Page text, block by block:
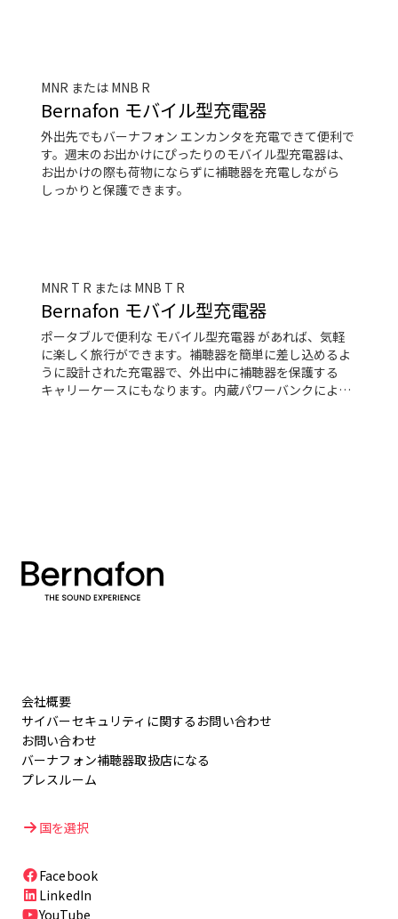
MNR または MNB R
Bernafon モバイル型充電器
外出先でもバーナフォン エンカンタを充電できて便利で
す。週末のお出かけにぴったりのモバイル型充電器は、
お出かけの際も荷物にならずに補聴器を充電しながら
しっかりと保護できます。
MNR T R または MNB T R
Bernafon モバイル型充電器
ポータブルで便利な モバイル型充電器 があれば、気軽
に楽しく旅行ができます。補聴器を簡単に差し込めるよ
うに設計された充電器で、外出中に補聴器を保護する
キャリーケースにもなります。内蔵パワーバンクによ
会社概要
サイバーセキュリティに関するお問い合わせ
お問い合わせ
バーナフォン補聴器取扱店になる
プレスルーム
国を選択
Facebook
LinkedIn
YouTube